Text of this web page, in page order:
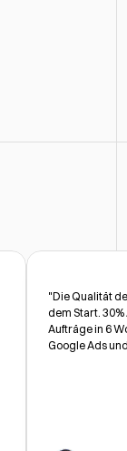
"Die Qualität
dem Start.
Aufträge in 6
Google Ads